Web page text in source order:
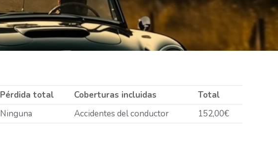
Pérdida total Coberturas incluidas
Total
Ninguna Accidentes del conductor 152,00€